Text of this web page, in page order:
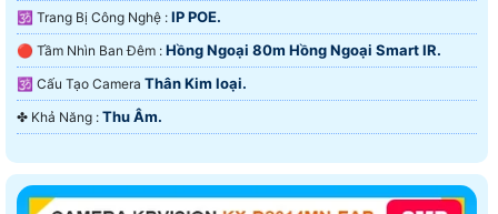
🕉️ Trang Bị Công Nghệ : IP POE.
🔴 Tầm Nhìn Ban Đêm : Hồng Ngoại 80m Hồng Ngoại Smart IR.
🕉️ Cấu Tạo Camera Thân Kim loại.
️✤ Khả Năng : Thu Âm.